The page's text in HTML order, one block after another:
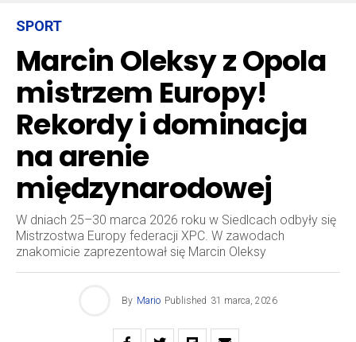
SPORT
Marcin Oleksy z Opola
mistrzem Europy!
Rekordy i dominacja
na arenie
międzynarodowej
W dniach 25–30 marca 2026 roku w Siedlcach odbyły się
Mistrzostwa Europy federacji XPC. W zawodach
znakomicie zaprezentował się Marcin Oleksy
By Mario Published 31 marca, 2026